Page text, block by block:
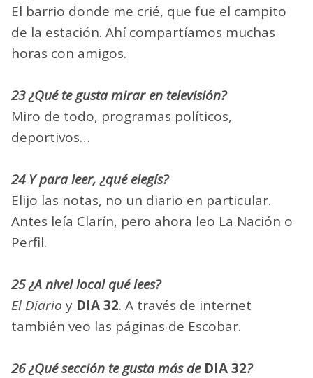
El barrio donde me crié, que fue el campito
de la estación. Ahí compartíamos muchas
horas con amigos.
23 ¿Qué te gusta mirar en televisión?
Miro de todo, programas políticos,
deportivos…
24 Y para leer, ¿qué elegís?
Elijo las notas, no un diario en particular.
Antes leía Clarín, pero ahora leo La Nación o
Perfil.
25 ¿A nivel local qué lees?
El Diario y DIA 32. A través de internet
también veo las páginas de Escobar.
26 ¿Qué sección te gusta más de DIA 32?